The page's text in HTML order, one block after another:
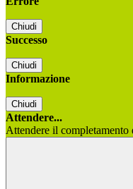
Chiudi
Successo
Chiudi
Informazione
Chiudi
Attendere...
Attendere il completamento